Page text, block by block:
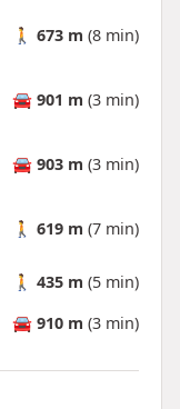
🚶 673 m (8 min)
🚘 901 m (3 min)
🚘 903 m (3 min)
🚶 619 m (7 min)
🚶 435 m (5 min)
🚘 910 m (3 min)